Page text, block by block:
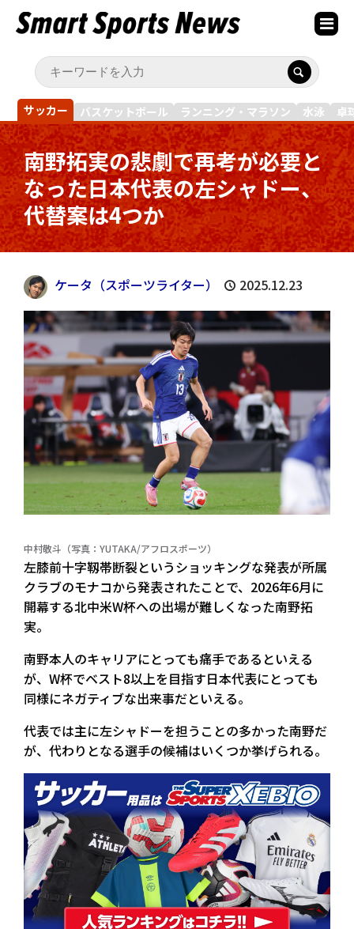
サッカー バスケットボール ランニング・マラソン 水泳 卓
南野拓実の悲劇で再考が必要と
なった日本代表の左シャドー、
代替案は4つか
ケータ（スポーツライター） 2025.12.23
中村敬斗（写真：YUTAKA/アフロスポーツ）
左膝前十字靱帯断裂というショッキングな発表が所属
クラブのモナコから発表されたことで、2026年6月に
開幕する北中米W杯への出場が難しくなった南野拓
実。
南野本人のキャリアにとっても痛手であるといえる
が、W杯でベスト8以上を目指す日本代表にとっても
同様にネガティブな出来事だといえる。
代表では主に左シャドーを担うことの多かった南野だ
が、代わりとなる選手の候補はいくつか挙げられる。